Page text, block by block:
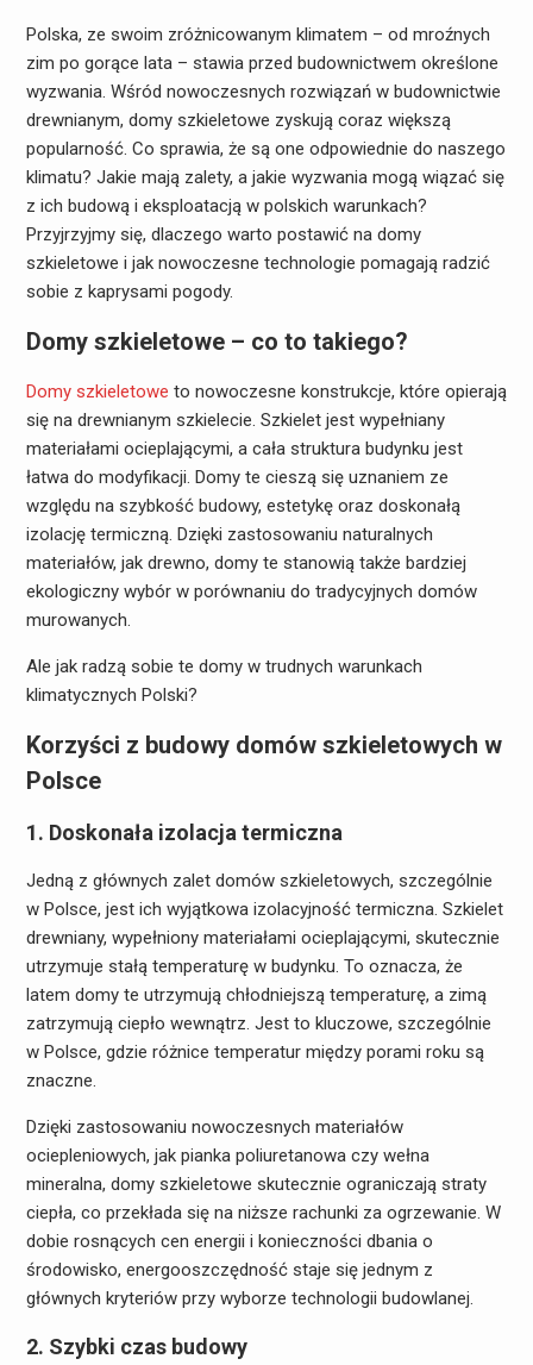
Polska, ze swoim zróżnicowanym klimatem – od mroźnych
zim po gorące lata – stawia przed budownictwem określone
wyzwania. Wśród nowoczesnych rozwiązań w budownictwie
drewnianym, domy szkieletowe zyskują coraz większą
popularność. Co sprawia, że są one odpowiednie do naszego
klimatu? Jakie mają zalety, a jakie wyzwania mogą wiązać się
z ich budową i eksploatacją w polskich warunkach?
Przyjrzyjmy się, dlaczego warto postawić na domy
szkieletowe i jak nowoczesne technologie pomagają radzić
sobie z kaprysami pogody.
Domy szkieletowe – co to takiego?
Domy szkieletowe to nowoczesne konstrukcje, które opierają
się na drewnianym szkielecie. Szkielet jest wypełniany
materiałami ocieplającymi, a cała struktura budynku jest
łatwa do modyfikacji. Domy te cieszą się uznaniem ze
względu na szybkość budowy, estetykę oraz doskonałą
izolację termiczną. Dzięki zastosowaniu naturalnych
materiałów, jak drewno, domy te stanowią także bardziej
ekologiczny wybór w porównaniu do tradycyjnych domów
murowanych.
Ale jak radzą sobie te domy w trudnych warunkach
klimatycznych Polski?
Korzyści z budowy domów szkieletowych w
Polsce
1. Doskonała izolacja termiczna
Jedną z głównych zalet domów szkieletowych, szczególnie
w Polsce, jest ich wyjątkowa izolacyjność termiczna. Szkielet
drewniany, wypełniony materiałami ocieplającymi, skutecznie
utrzymuje stałą temperaturę w budynku. To oznacza, że
latem domy te utrzymują chłodniejszą temperaturę, a zimą
zatrzymują ciepło wewnątrz. Jest to kluczowe, szczególnie
w Polsce, gdzie różnice temperatur między porami roku są
znaczne.
Dzięki zastosowaniu nowoczesnych materiałów
ociepleniowych, jak pianka poliuretanowa czy wełna
mineralna, domy szkieletowe skutecznie ograniczają straty
ciepła, co przekłada się na niższe rachunki za ogrzewanie. W
dobie rosnących cen energii i konieczności dbania o
środowisko, energooszczędność staje się jednym z
głównych kryteriów przy wyborze technologii budowlanej.
2. Szybki czas budowy